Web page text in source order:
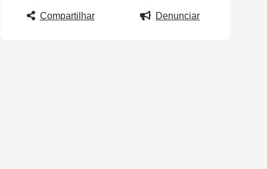
Compartilhar Denunciar